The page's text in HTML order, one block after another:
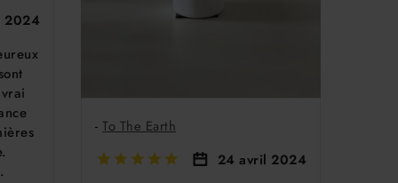
2024
- To The Earth
24 avril 2024